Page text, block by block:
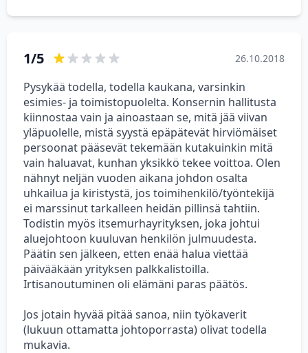
1/5 26.10.2018
Pysykää todella, todella kaukana, varsinkin
esimies- ja toimistopuolelta. Konsernin hallitusta
kiinnostaa vain ja ainoastaan se, mitä jää viivan
yläpuolelle, mistä syystä epäpätevät hirviömäiset
persoonat pääsevät tekemään kutakuinkin mitä
vain haluavat, kunhan yksikkö tekee voittoa. Olen
nähnyt neljän vuoden aikana johdon osalta
uhkailua ja kiristystä, jos toimihenkilö/työntekijä
ei marssinut tarkalleen heidän pillinsä tahtiin.
Todistin myös itsemurhayrityksen, joka johtui
aluejohtoon kuuluvan henkilön julmuudesta.
Päätin sen jälkeen, etten enää halua viettää
päivääkään yrityksen palkkalistoilla.
Irtisanoutuminen oli elämäni paras päätös.
Jos jotain hyvää pitää sanoa, niin työkaverit
(lukuun ottamatta johtoporrasta) olivat todella
mukavia.